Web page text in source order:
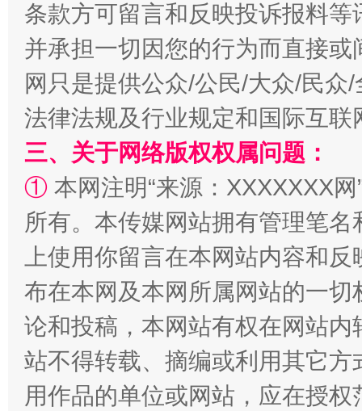
条款方可留言和反映投诉报料
并承担一切因您的行为而直接
网只是提供公众/公民/大众/民
法律法规及行业规定和国际互
三、关于网络版权权属问题：
① 本网注明“来源：XXXXXXX
所有。本传媒网站拥有管理笔
上使用你留言在本网站内容和
布在本网及本网所属网站的一
论和投稿，本网站有权在网站
站不得转载、摘编或利用其它
用作品的单位或网站，应在授